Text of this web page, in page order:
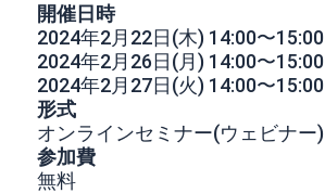
開催日時
2024年2月22日(木) 14:00〜15:00
2024年2月26日(月) 14:00〜15:00
2024年2月27日(火) 14:00〜15:00
形式
オンラインセミナー(ウェビナー)
参加費
無料